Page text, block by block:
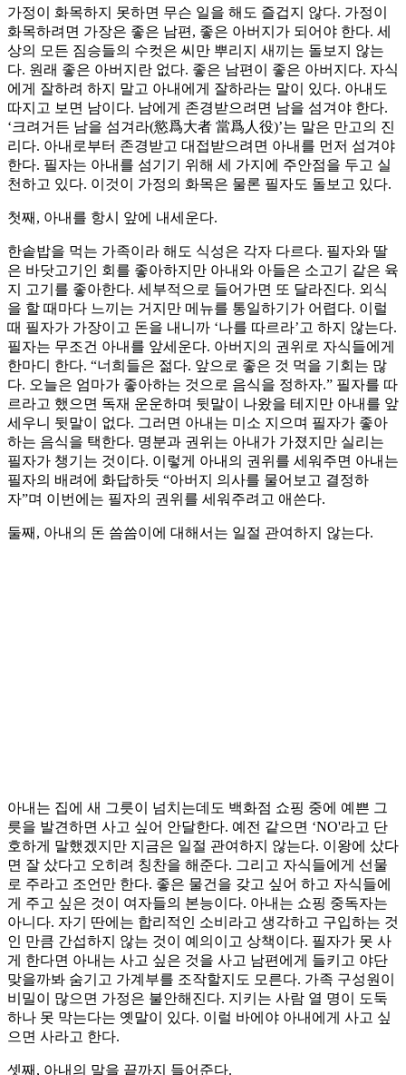
가정이 화목하지 못하면 무슨 일을 해도 즐겁지 않다. 가정이
화목하려면 가장은 좋은 남편, 좋은 아버지가 되어야 한다. 세
상의 모든 짐승들의 수컷은 씨만 뿌리지 새끼는 돌보지 않는
다. 원래 좋은 아버지란 없다. 좋은 남편이 좋은 아버지다. 자식
에게 잘하려 하지 말고 아내에게 잘하라는 말이 있다. 아내도
따지고 보면 남이다. 남에게 존경받으려면 남을 섬겨야 한다.
‘크려거든 남을 섬겨라(慾爲大者 當爲人役)’는 말은 만고의 진
리다. 아내로부터 존경받고 대접받으려면 아내를 먼저 섬겨야
한다. 필자는 아내를 섬기기 위해 세 가지에 주안점을 두고 실
천하고 있다. 이것이 가정의 화목은 물론 필자도 돌보고 있다.
첫째, 아내를 항시 앞에 내세운다.
한솥밥을 먹는 가족이라 해도 식성은 각자 다르다. 필자와 딸
은 바닷고기인 회를 좋아하지만 아내와 아들은 소고기 같은 육
지 고기를 좋아한다. 세부적으로 들어가면 또 달라진다. 외식
을 할 때마다 느끼는 거지만 메뉴를 통일하기가 어렵다. 이럴
때 필자가 가장이고 돈을 내니까 ‘나를 따르라’고 하지 않는다.
필자는 무조건 아내를 앞세운다. 아버지의 권위로 자식들에게
한마디 한다. “너희들은 젊다. 앞으로 좋은 것 먹을 기회는 많
다. 오늘은 엄마가 좋아하는 것으로 음식을 정하자.” 필자를 따
르라고 했으면 독재 운운하며 뒷말이 나왔을 테지만 아내를 앞
세우니 뒷말이 없다. 그러면 아내는 미소 지으며 필자가 좋아
하는 음식을 택한다. 명분과 권위는 아내가 가졌지만 실리는
필자가 챙기는 것이다. 이렇게 아내의 권위를 세워주면 아내는
필자의 배려에 화답하듯 “아버지 의사를 물어보고 결정하
자”며 이번에는 필자의 권위를 세워주려고 애쓴다.
둘째, 아내의 돈 씀씀이에 대해서는 일절 관여하지 않는다.
아내는 집에 새 그릇이 넘치는데도 백화점 쇼핑 중에 예쁜 그
릇을 발견하면 사고 싶어 안달한다. 예전 같으면 ‘NO'라고 단
호하게 말했겠지만 지금은 일절 관여하지 않는다. 이왕에 샀다
면 잘 샀다고 오히려 칭찬을 해준다. 그리고 자식들에게 선물
로 주라고 조언만 한다. 좋은 물건을 갖고 싶어 하고 자식들에
게 주고 싶은 것이 여자들의 본능이다. 아내는 쇼핑 중독자는
아니다. 자기 딴에는 합리적인 소비라고 생각하고 구입하는 것
인 만큼 간섭하지 않는 것이 예의이고 상책이다. 필자가 못 사
게 한다면 아내는 사고 싶은 것을 사고 남편에게 들키고 야단
맞을까봐 숨기고 가계부를 조작할지도 모른다. 가족 구성원이
비밀이 많으면 가정은 불안해진다. 지키는 사람 열 명이 도둑
하나 못 막는다는 옛말이 있다. 이럴 바에야 아내에게 사고 싶
으면 사라고 한다.
셋째, 아내의 말을 끝까지 들어준다.